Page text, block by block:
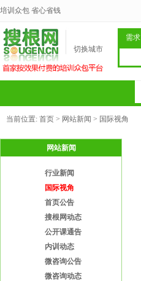
培训众包 省心省钱
切换城市
需求
当前位置: 首页 > 网站新闻 > 国际视角
网站新闻
行业新闻
国际视角
首页公告
搜根网动态
公开课通告
内训动态
微咨询公告
微咨询动态